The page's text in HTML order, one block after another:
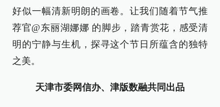
好似一幅清新明朗的画卷。让我们随着节气推
荐官@东丽湖娜娜 的脚步，踏青赏花，感受清
明的宁静与生机，探寻这个节日所蕴含的独特
之美。
天津市委网信办、津版数融共同出品